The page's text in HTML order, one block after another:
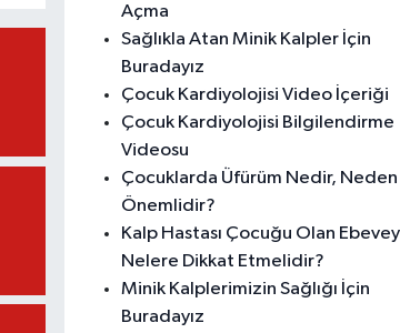
Açma
Sağlıkla Atan Minik Kalpler İçin
Buradayız
Çocuk Kardiyolojisi Video İçeriği
Çocuk Kardiyolojisi Bilgilendirme
Videosu
Çocuklarda Üfürüm Nedir, Neden
Önemlidir?
Kalp Hastası Çocuğu Olan
Nelere Dikkat Etmelidir?
Minik Kalplerimizin Sağlığı İçin
Buradayız